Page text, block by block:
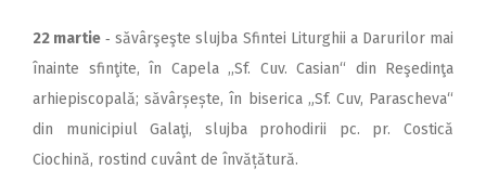
22 martie ‑ săvârşeşte slujba Sfintei Liturghii a Darurilor mai
înainte sfinţite, în Capela ,,Sf. Cuv. Casian“ din Reşedinţa
arhiepiscopală; săvârșește, în biserica „Sf. Cuv, Parascheva“
din municipiul Galaţi, slujba prohodirii pc. pr. Costică
Ciochină, rostind cuvânt de învățătură.